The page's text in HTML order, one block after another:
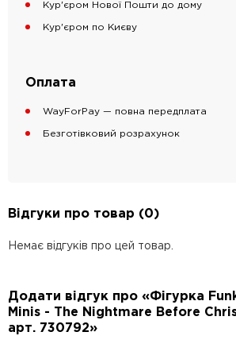
Кур'єром Нової Пошти до дому
Кур'єром по Києву
Оплата
WayForPay — повна передплата
Безготівковий розрахунок
Відгуки про товар (0)
Немає відгуків про цей товар.
Додати відгук про «Фігурка
Minis - The Nightmare Before
арт. 730792»